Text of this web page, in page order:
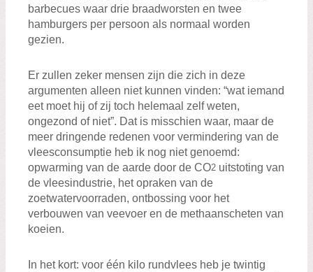
barbecues waar drie braadworsten en twee
hamburgers per persoon als normaal worden
gezien.
Er zullen zeker mensen zijn die zich in deze
argumenten alleen niet kunnen vinden: “wat iemand
eet moet hij of zij toch helemaal zelf weten,
ongezond of niet”. Dat is misschien waar, maar de
meer dringende redenen voor vermindering van de
vleesconsumptie heb ik nog niet genoemd:
opwarming van de aarde door de CO2 uitstoting van
de vleesindustrie, het opraken van de
zoetwatervoorraden, ontbossing voor het
verbouwen van veevoer en de methaanscheten van
koeien.
In het kort: voor één kilo rundvlees heb je twintig